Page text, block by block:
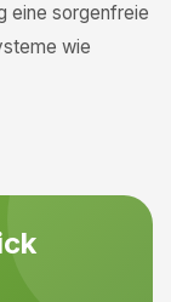
eine sorgenfreie
wie